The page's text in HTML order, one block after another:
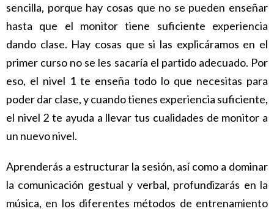
sencilla, porque hay cosas que no se pueden enseñar
hasta que el monitor tiene suficiente experiencia
dando clase. Hay cosas que si las explicáramos en el
primer curso no se les sacaría el partido adecuado. Por
eso, el nivel 1 te enseña todo lo que necesitas para
poder dar clase, y cuando tienes experiencia suficiente,
el nivel 2 te ayuda a llevar tus cualidades de monitor a
un nuevo nivel.
Aprenderás a estructurar la sesión, así como a dominar
la comunicación gestual y verbal, profundizarás en la
música, en los diferentes métodos de entrenamiento